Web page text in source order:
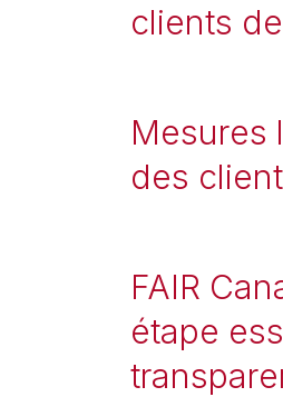
clients
Mesures
des
FAIR
étape